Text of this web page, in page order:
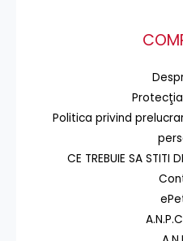
Politica privind
CE TREBUIE SA STITI